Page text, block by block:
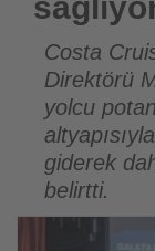
için
turizmde
olup
bitenleri
takip
ediyor!
Costa
Direktörü
yolcu
giderek
belirtti.